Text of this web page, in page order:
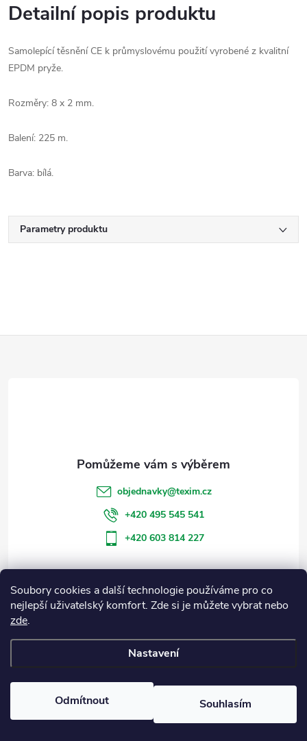
Soubory cookies a další technologie používáme pro co
nejlepší uživatelský komfort. Zde si je můžete vybrat nebo
zde.
Nastavení
Odmítnout Souhlasím
Detailní popis produktu
Samolepící těsnění CE k průmyslovému použití vyrobené z kvalitní
EPDM pryže.
Rozměry: 8 x 2 mm.
Balení: 225 m.
Barva: bílá.
Parametry produktu
Informace pro vás
Blog
objednavky@texim.cz
+420 495 545 541
+420 603 814 227
Eshop Texim. Všechna práva vyhrazena.